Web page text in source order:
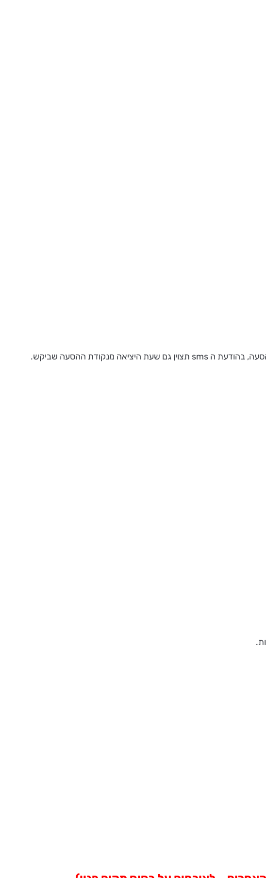
. עד יום שלישי יקבלו הגמלאים שהזמינו לנשף אביב הודעת sms המאשרת את השתתפותם בנשף. מי שביקש הסעה, בהודעת ה sms תצוין גם שעת היציאה מנקודת ההסעה שביקש.